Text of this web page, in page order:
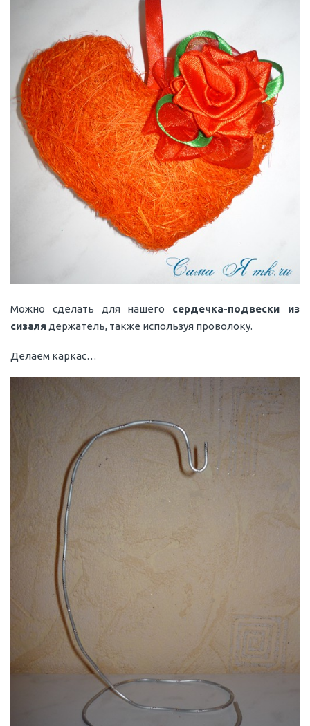
Можно сделать для нашего сердечка-подвески из
сизаля держатель, также используя проволоку.
Делаем каркас…